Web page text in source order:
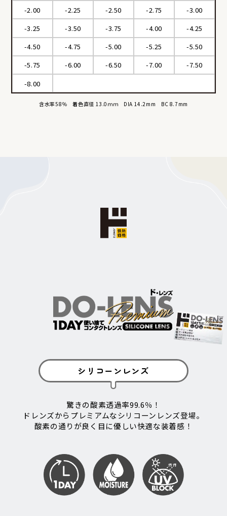
-2.00
-2.25 -2.50 -2.75
-3.00
-3.25
-3.50 -3.75 -4.00
-4.25
-4.50
-4.75 -5.00 -5.25
-5.50
-5.75
-6.00 -6.50 -7.00
-7.50
-8.00
含水率58％ 着色直径 13.0ｍｍ DIA 14.2mm BC 8.7mm
シリコーンレンズ
驚きの酸素透過率99.6％！
ドレンズからプレミアムなシリコーンレンズ登場。
酸素の通りが良く目に優しい快適な装着感！